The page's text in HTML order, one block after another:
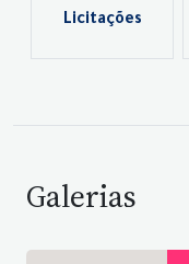
Licitações
Galerias